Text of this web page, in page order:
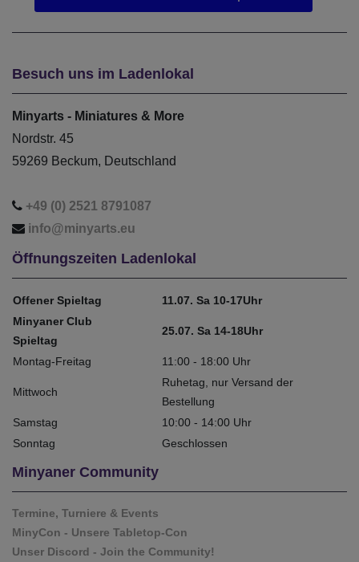
Besuch uns im Ladenlokal
Minyarts - Miniatures & More
Nordstr. 45
59269 Beckum, Deutschland
+49 (0) 2521 8791087
info@minyarts.eu
Öffnungszeiten Ladenlokal
Offener Spieltag
11.07. Sa 10-17Uhr
Minyaner Club
Spieltag
25.07. Sa 14-18Uhr
Montag-Freitag 11:00 - 18:00 Uhr
Mittwoch
Ruhetag, nur Versand der
Bestellung
Samstag
10:00 - 14:00 Uhr
Sonntag
Geschlossen
Minyaner Community
Termine, Turniere & Events
MinyCon - Unsere Tabletop-Con
Unser Discord - Join the Community!